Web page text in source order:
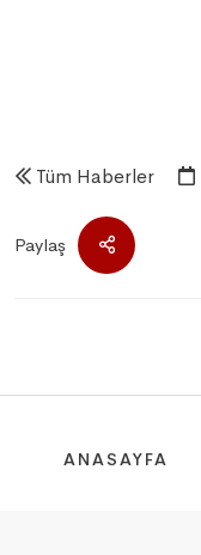
Tüm Haberler
Paylaş
ANASAYFA